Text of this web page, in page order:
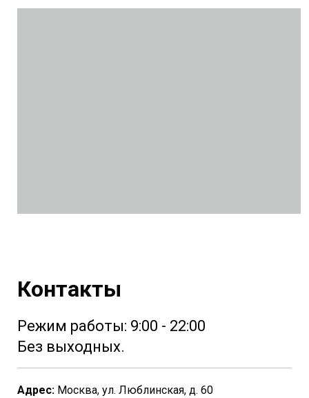
Контакты
Режим работы: 9:00 - 22:00
Без выходных.
Адрес: Москва, ул. Люблинская, д. 60